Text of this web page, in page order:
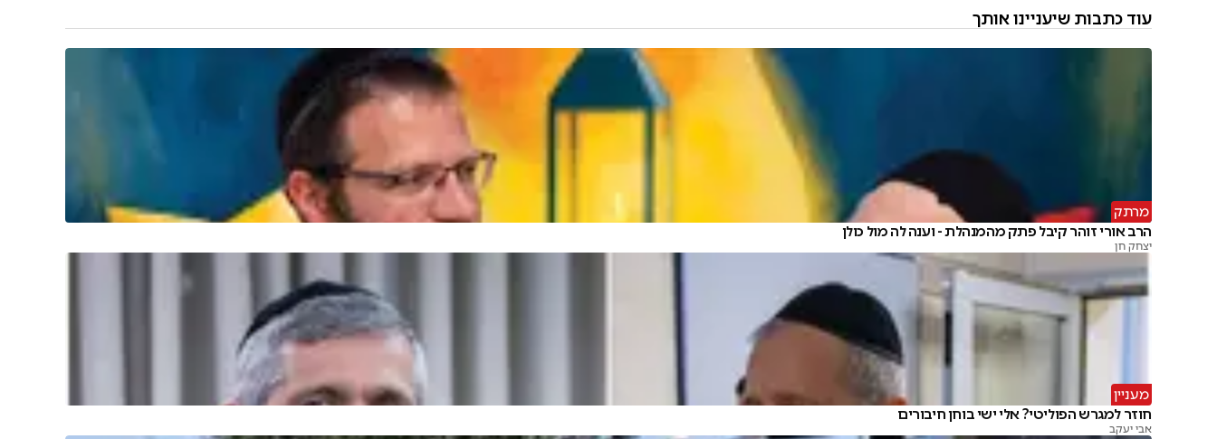
עוד כתבות שיעניינו אותך
מרתק
הרב אורי זוהר קיבל פתק מהמנהלת - וענה לה מול כולן
יצחק חן
מעניין
חוזר למגרש הפוליטי? אלי ישי בוחן חיבורים
אבי יעקב